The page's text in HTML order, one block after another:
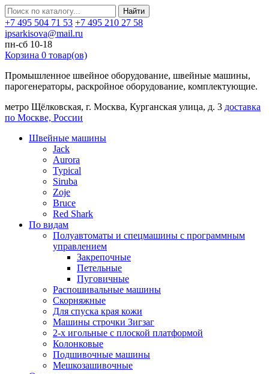
Найти
+7 495 504 71 53 +7 495 210 27 58
ipsarkisova@mail.ru
пн-сб 10-18
Корзина 0 товар(ов)
Промышленное швейное оборудование, швейные машины,
парогенераторы, раскройное оборудование, комплектующие.
метро Щёлковская, г. Москва, Курганская улица, д. 3 доставка
по Москве, России
Швейные машины
Jack
Aurora
Typical
Siruba
Zoje
Bruce
Red Shark
По видам
Полуавтоматы и спецмашины с программным
управлением
Закрепочные
Петельные
Пуговичные
Распошивальные машины
Скорняжные
Для спуска края кожи
Машины строчки Зигзаг
2-х игольные с плоской платформой
Колонковые
Подшивочные машины
Мешкозашивочные